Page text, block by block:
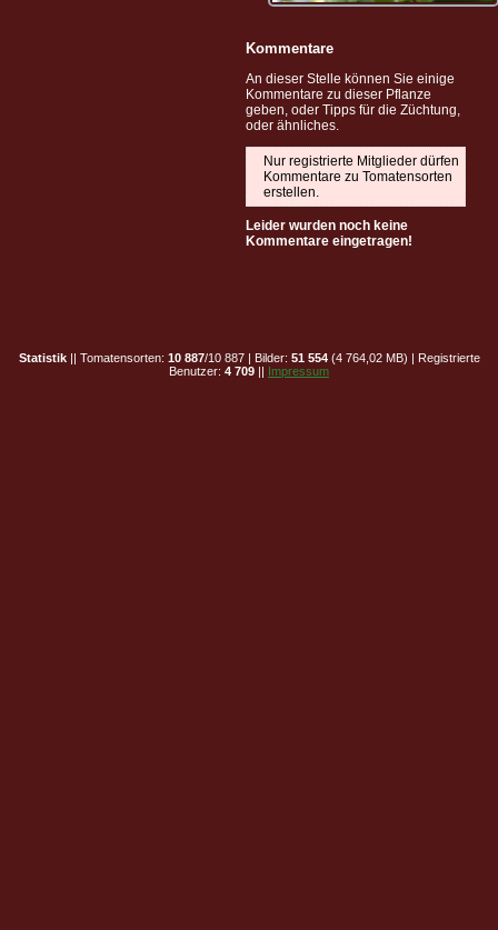
Kommentare
An dieser Stelle können Sie einige
Kommentare zu dieser Pflanze
geben, oder Tipps für die Züchtung,
oder ähnliches.
Nur registrierte Mitglieder dürfen
Kommentare zu Tomatensorten
erstellen.
Leider wurden noch keine
Kommentare eingetragen!
Statistik|| Tomatensorten: 10 887/10 887 | Bilder: 51 554(4 764,02 MB) | Registrierte
Benutzer: 4 709 || Impressum